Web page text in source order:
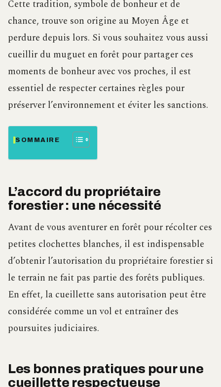
Cette tradition, symbole de bonheur et de
chance, trouve son origine au Moyen Âge et
perdure depuis lors. Si vous souhaitez vous aussi
cueillir du muguet en forêt pour partager ces
moments de bonheur avec vos proches, il est
essentiel de respecter certaines règles pour
préserver l’environnement et éviter les sanctions.
SOMMAIRE
L’accord du propriétaire
forestier : une nécessité
Avant de vous aventurer en forêt pour récolter ces
petites clochettes blanches, il est indispensable
d’obtenir l’autorisation du propriétaire forestier si
le terrain ne fait pas partie des forêts publiques.
En effet, la cueillette sans autorisation peut être
considérée comme un vol et entraîner des
poursuites judiciaires.
Les bonnes pratiques pour une
cueillette respectueuse